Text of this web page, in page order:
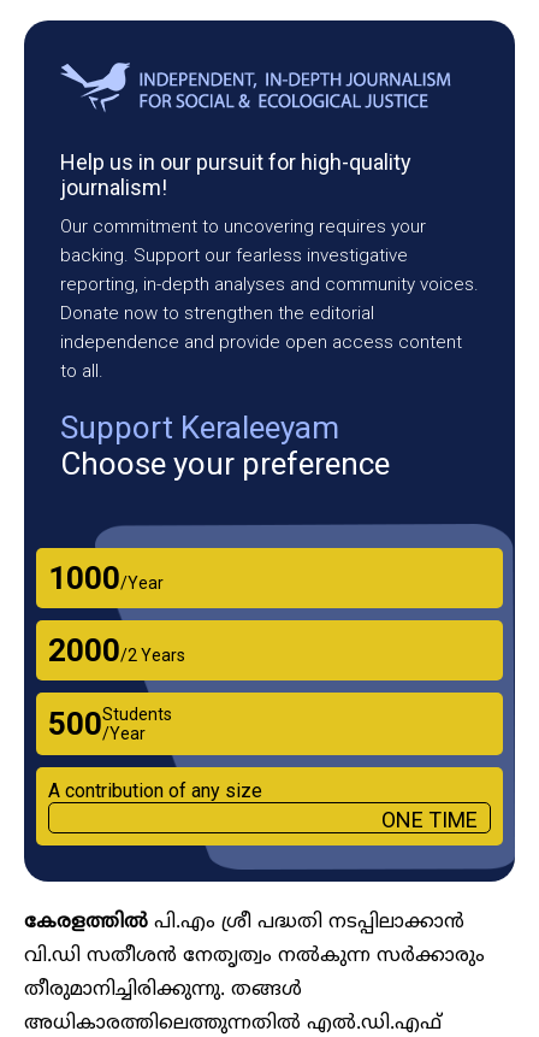
Help us in our pursuit for high-quality
journalism!
Our commitment to uncovering requires your
backing. Support our fearless investigative
reporting, in-depth analyses and community voices.
Donate now to strengthen the editorial
independence and provide open access content
to all.
Support Keraleeyam
Choose your preference
₹1000/Year
₹2000/2 Years
₹500Students
/Year
A contribution of any size
ONE TIME
കേരളത്തിൽ പി.എം ശ്രീ പദ്ധതി നടപ്പിലാക്കാൻ
വി.ഡി സതീശൻ നേതൃത്വം നൽകുന്ന സർക്കാരും
തീരുമാനിച്ചിരിക്കുന്നു. തങ്ങൾ
അധികാരത്തിലെത്തുന്നതിൽ എൽ.ഡി.എഫ്